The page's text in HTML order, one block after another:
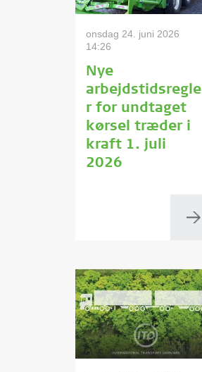
onsdag 24. juni 2026
14:26
Nye
arbejdstidsregle
r for undtaget
kørsel træder i
kraft 1. juli
2026